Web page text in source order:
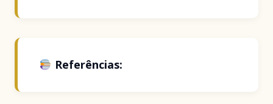
Referências: